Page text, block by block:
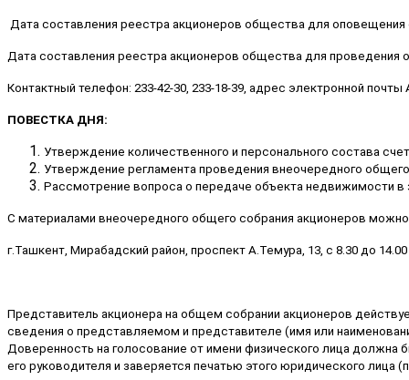
Дата составления реестра акционеров общества для
Дата составления реестра акционеров общества для проведения
Контактный телефон: 233-42-30, 233-18-39, адрес электронной почты
ПОВЕСТКА ДНЯ:
Утверждение количественного и персонального состава
Утверждение регламента проведения внеочередного
Рассмотрение вопроса о передаче объекта недвижимости в
С материалами внеочередного общего собрания акционеров
г.Ташкент, Мирабадский район, проспект А.Темура, 13, с 8.30 до
Представитель акционера на общем собрании акционеров
сведения о представляемом и представителе (имя или
Доверенность на голосование от имени физического лица
его руководителя и заверяется печатью этого юридического лица